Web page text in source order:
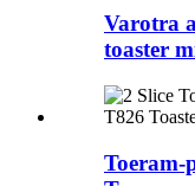
Varotra
toaster
Toeram-